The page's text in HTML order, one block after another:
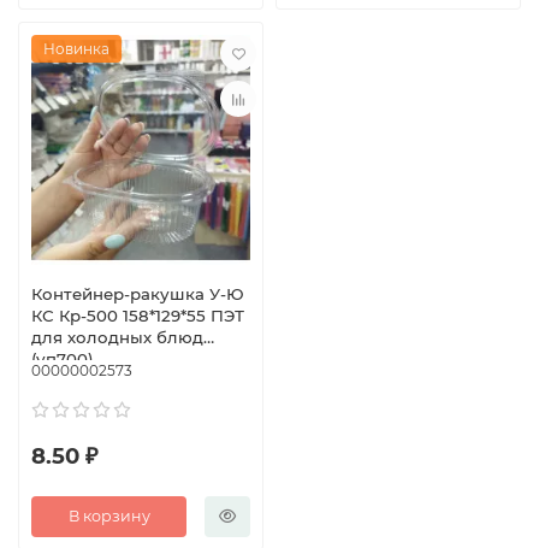
Новинка
Контейнер-ракушка У-Ю
КС Кр-500 158*129*55 ПЭТ
для холодных блюд
(уп700)
00000002573
8.50 ₽
В корзину